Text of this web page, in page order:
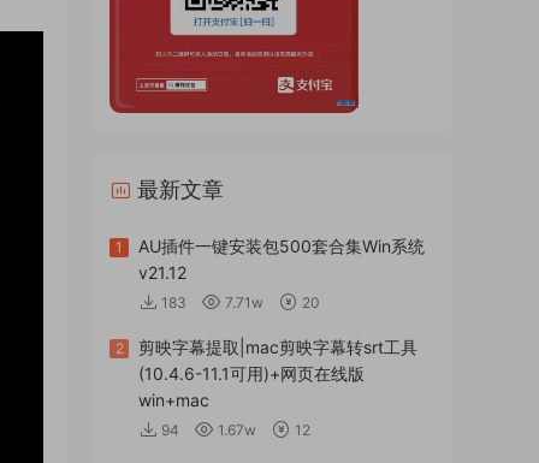
最新文章
1
AU插件一键安装包500套合集Win系统
v21.12
183 7.71w 20
2
剪映字幕提取|mac剪映字幕转srt工具
(10.4.6-11.1可用)+网页在线版
win+mac
94 1.67w 12